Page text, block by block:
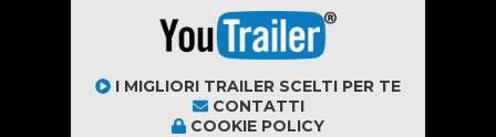
I MIGLIORI TRAILER SCELTI PER TE
CONTATTI
COOKIE POLICY